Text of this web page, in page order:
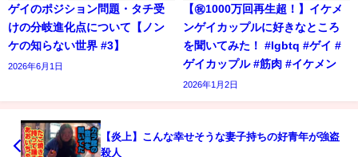
ゲイのポジション問題・タチ受
けの分岐進化点について【ノン
ケの知らない世界 #3】
2026年6月1日
【㊗️1000万回再生超！】イケメ
ンゲイカップルに好きなところ
を聞いてみた！ #lgbtq #ゲイ #
ゲイカップル #筋肉 #イケメン
2026年1月2日
【炎上】こんな幸せそうな妻子持ちの好青年が強盗
殺人